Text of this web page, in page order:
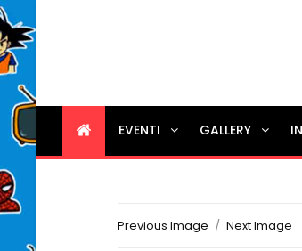
EVENTI GALLERY
Previous Image Next Image